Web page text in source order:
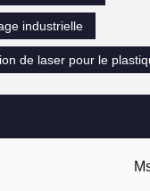
industrielle
de laser pour le